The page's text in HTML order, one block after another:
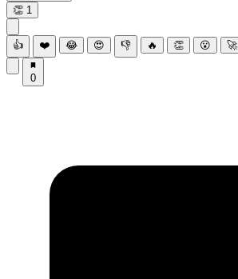
👏 1
👍 ❤️ 😂 😍 👎 🔥 👏 😮 🚀
0